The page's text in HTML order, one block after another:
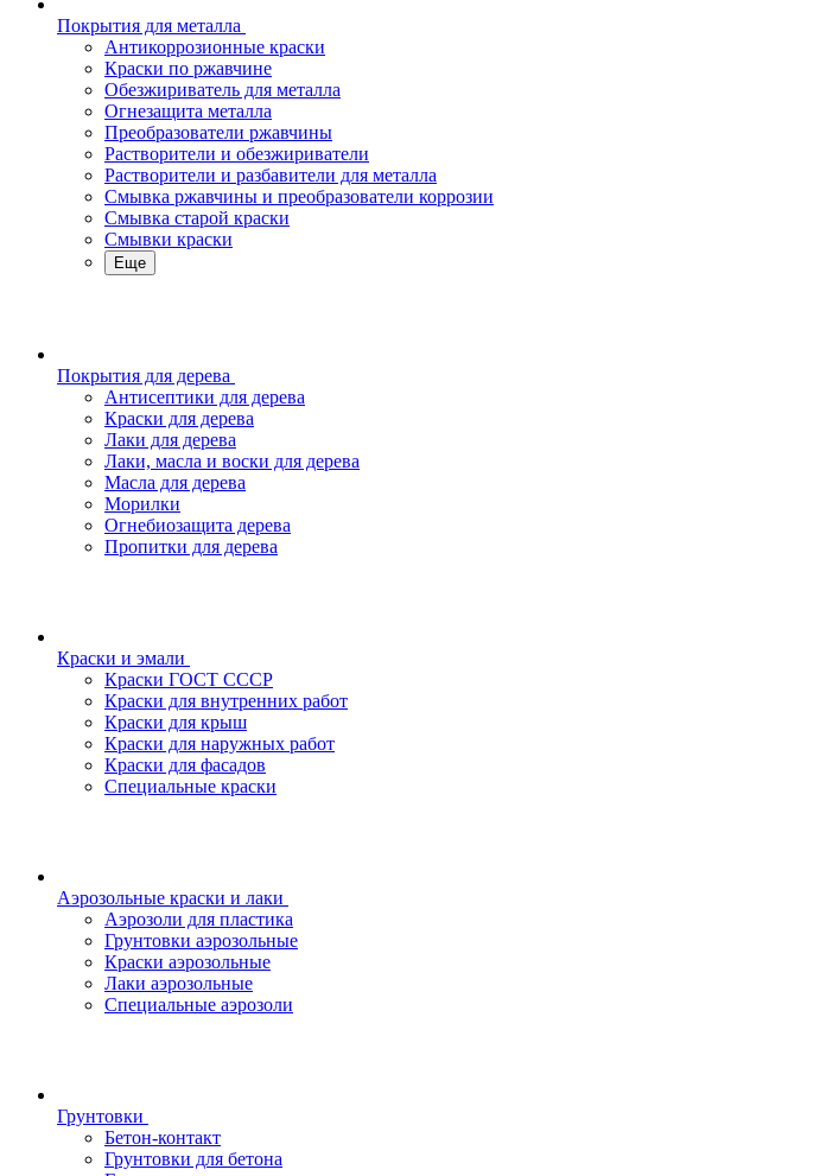
Покрытия для металла
Антикоррозионные краски
Краски по ржавчине
Обезжириватель для металла
Огнезащита металла
Преобразователи ржавчины
Растворители и обезжириватели
Растворители и разбавители для металла
Смывка ржавчины и преобразователи коррозии
Смывка старой краски
Смывки краски
Еще
Покрытия для дерева
Антисептики для дерева
Краски для дерева
Лаки для дерева
Лаки, масла и воски для дерева
Масла для дерева
Морилки
Огнебиозащита дерева
Пропитки для дерева
Краски и эмали
Краски ГОСТ СССР
Краски для внутренних работ
Краски для крыш
Краски для наружных работ
Краски для фасадов
Специальные краски
Аэрозольные краски и лаки
Аэрозоли для пластика
Грунтовки аэрозольные
Краски аэрозольные
Лаки аэрозольные
Специальные аэрозоли
Грунтовки
Бетон-контакт
Грунтовки для бетона